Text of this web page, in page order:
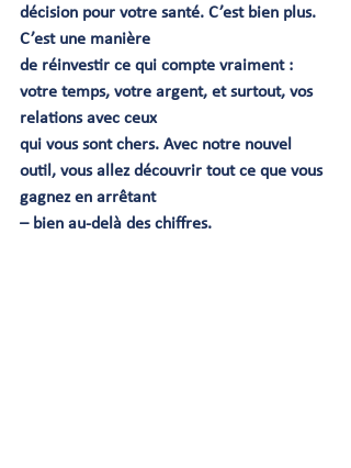
décision pour votre santé. C’est bien plus.
C’est une manière
de réinvestir ce qui compte vraiment :
votre temps, votre argent, et surtout, vos
relations avec ceux
qui vous sont chers. Avec notre nouvel
outil, vous allez découvrir tout ce que vous
gagnez en arrêtant
– bien au-delà des chiffres.